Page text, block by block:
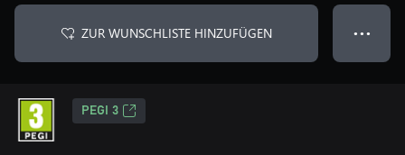
ZUR WUNSCHLISTE HINZUFÜGEN ● ● ●
PEGI 3